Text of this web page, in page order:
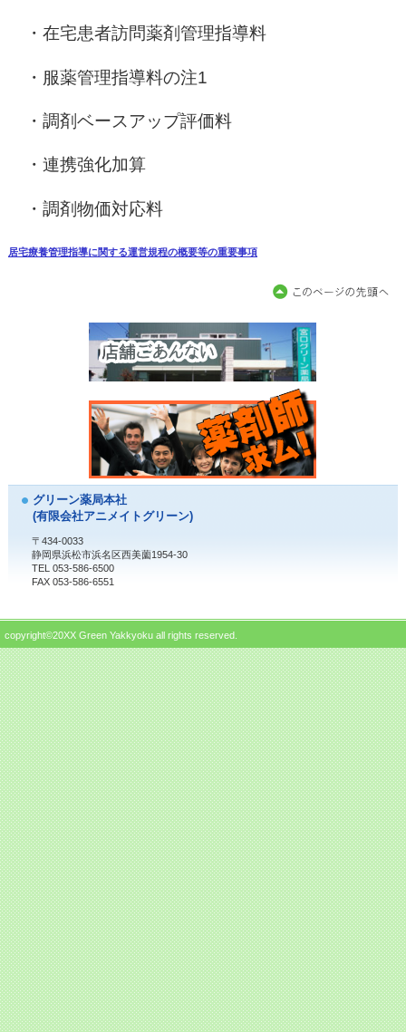
・在宅患者訪問薬剤管理指導料
・服薬管理指導料の注1
・調剤ベースアップ評価料
・連携強化加算
・調剤物価対応料
居宅療養管理指導に関する運営規程の概要等の重要事項
グリーン薬局本社
(有限会社アニメイトグリーン)
〒434-0033
静岡県浜松市浜名区西美薗1954-30
TEL 053-586-6500
FAX 053-586-6551
copyright©20XX Green Yakkyoku all rights reserved.